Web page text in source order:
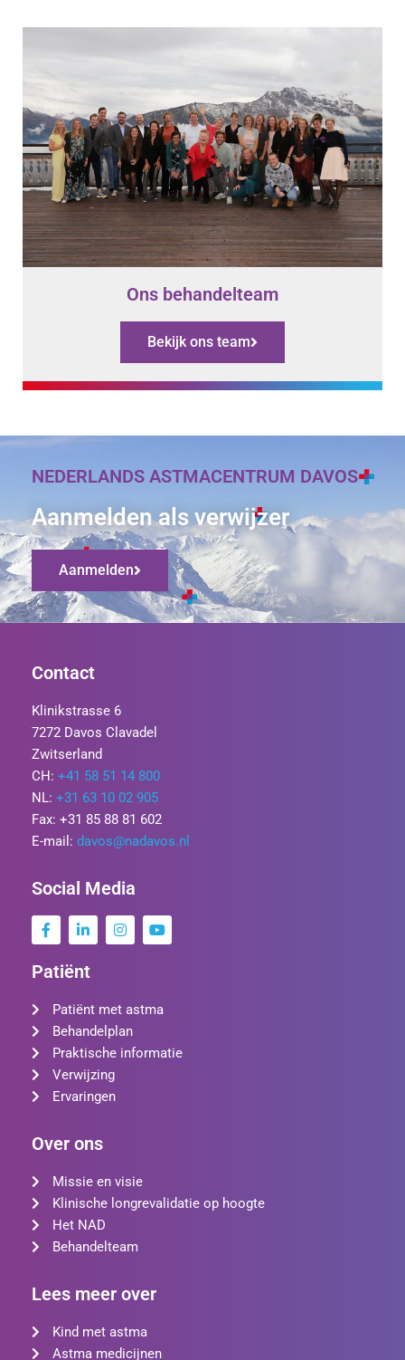
Ons behandelteam
Bekijk ons team
NEDERLANDS ASTMACENTRUM DAVOS
Aanmelden als verwijzer
Aanmelden
Contact
Klinikstrasse 6
7272 Davos Clavadel
Zwitserland
CH: +41 58 51 14 800
NL: +31 63 10 02 905
Fax: +31 85 88 81 602
E-mail: davos@nadavos.nl
Social Media
Patiënt
Patiënt met astma
Behandelplan
Praktische informatie
Verwijzing
Ervaringen
Over ons
Missie en visie
Klinische longrevalidatie op hoogte
Het NAD
Behandelteam
Lees meer over
Kind met astma
Astma medicijnen